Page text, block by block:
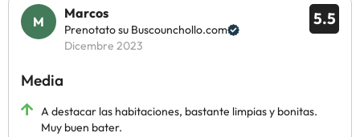
5.5
Marcos
Prenotato su Buscounchollo.com
Dicembre 2023
Media
A destacar las habitaciones, bastante limpias y bonitas.
Muy buen bater.